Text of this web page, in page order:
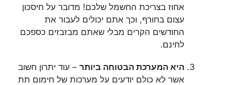
אחוז בצריכת החשמל שלכם! מדובר על חיסכון
עצום בחורף, וכך אתם יכולים לעבור את
החודשים הקרים מבלי שאתם מבזבזים כספכם
לחינם.
היא המערכת הבטוחה ביותר – עוד יתרון חשוב
אשר לא כולם יודעים על מערכות של חימום תת